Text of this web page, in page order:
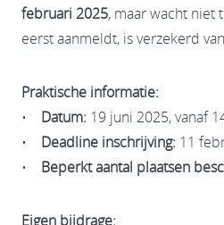
februari 2025, maar wacht niet
eerst aanmeldt, is verzekerd
Praktische informatie:
• Datum: 19 juni 2025, vanaf
• Deadline inschrijving: 11
• Beperkt aantal plaatsen
Eigen bijdrage: